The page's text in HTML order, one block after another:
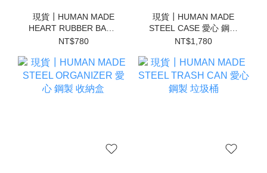
現貨┃HUMAN MADE
HEART RUBBER BAND
愛心 髮圈
NT$780
現貨┃HUMAN MADE
STEEL CASE 愛心 鋼製
小物 收納盒
NT$1,780